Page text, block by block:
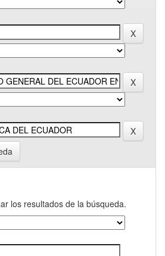
los resultados de la búsqueda.